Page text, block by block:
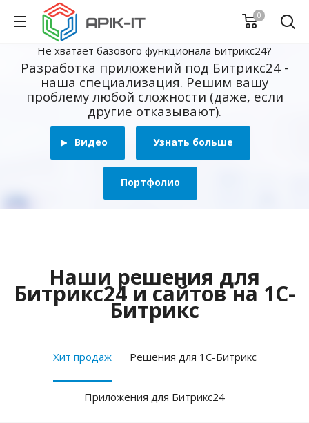
0
Не хватает базового функционала Битрикс24?
Разработка приложений под Битрикс24 -
наша специализация. Решим вашу
проблему любой сложности (даже, если
другие отказывают).
Видео Узнать больше
Портфолио
Наши решения для
Битрикс24 и сайтов на 1С-
Битрикс
Хит продаж Решения для 1С-Битрикс
Приложения для Битрикс24